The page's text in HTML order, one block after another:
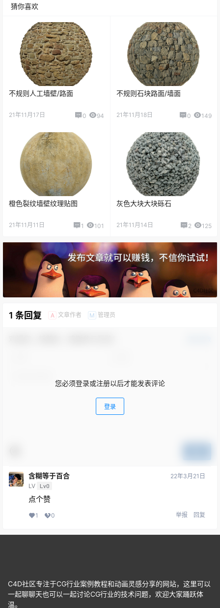
猜你喜欢
不规则人工墙壁/路面
21年11月17日 0 94
不规则石块路面/墙面
21年11月18日 0 149
​橙色裂纹墙壁纹理贴图
21年11月11日 1 101
灰色大块大块砾石
21年11月14日 2 125
1 条回复 A 文章作者 M 管理员
您必须登录或注册以后才能发表评论
登录
含糊等于百合
LV Lv0
22年3月21日
点个赞
1 0 举报 回复
C4D社区专注于CG行业案例教程和动画灵感分享的网站，这里可以
一起聊聊天也可以一起讨论CG行业的技术问题，欢迎大家踊跃体
温。